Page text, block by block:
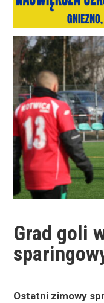
Grad goli
Ostatni zimowy